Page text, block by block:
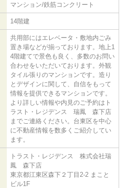
マンション/鉄筋コンクリート
14階建
共用部にはエレベータ・敷地内ごみ
置き場などが揃っております。地上1
4階建てで景色も良く、多数のお問い
合わせをいただいております。外観
タイル張りのマンションです。造り
とデザインに関して、自信をもって
情報を提供できるマンションです。
より詳しい情報や内見のご予約はト
ラスト・レジデンス 瑞鳳 森下店
までご連絡ください。台東区を中心
に不動産情報を数多くご紹介してい
ます。
トラスト・レジデンス 株式会社瑞
鳳 森下店
東京都江東区森下２丁目2-2 まこと
ビル1F